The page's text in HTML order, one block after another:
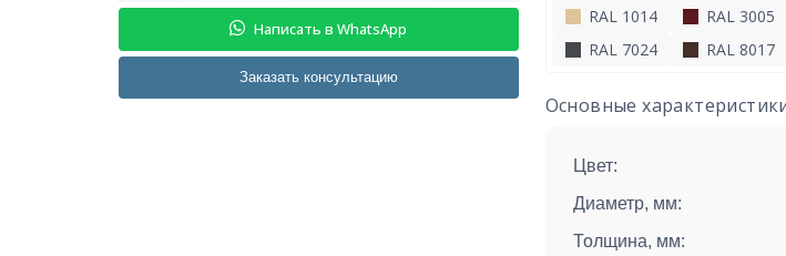
Написать в WhatsApp
Заказать консультацию
RAL 1014 RAL 3005
RAL 7024
RAL 8017
Основные
Цвет:
Диаметр, мм:
Толщина, мм: